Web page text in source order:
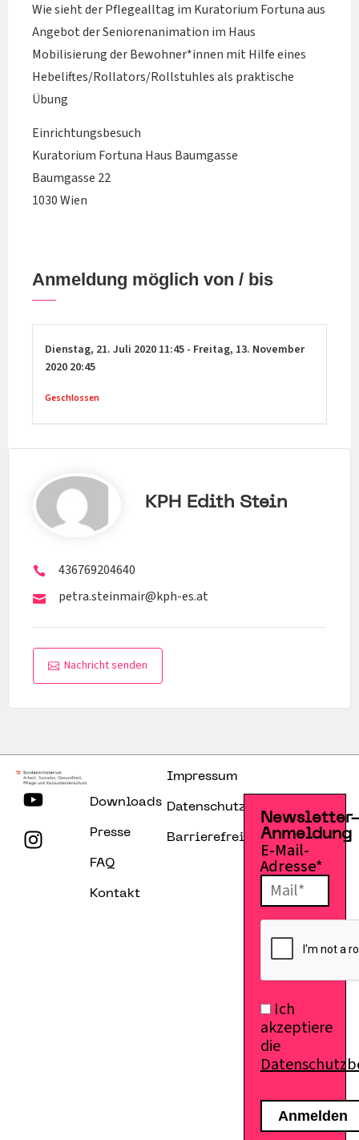
Wie sieht der Pflegealltag im Kuratorium Fortuna aus
Angebot der Seniorenanimation im Haus
Mobilisierung der Bewohner*innen mit Hilfe eines
Hebeliftes/Rollators/Rollstuhles als praktische
Übung
Einrichtungsbesuch
Kuratorium Fortuna Haus Baumgasse
Baumgasse 22
1030 Wien
Anmeldung möglich von / bis
Dienstag, 21. Juli 2020 11:45 - Freitag, 13. November
2020 20:45
Geschlossen
KPH Edith Stein
436769204640
petra.steinmair@kph-es.at
Nachricht senden
Downloads
Presse
FAQ
Kontakt
Impressum
Datenschutzerklärung
Barrierefreiheitserklärung
Anmeldung
E-Mail-
Adresse*
Ich
akzeptiere
die